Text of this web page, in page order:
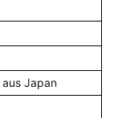
Japan